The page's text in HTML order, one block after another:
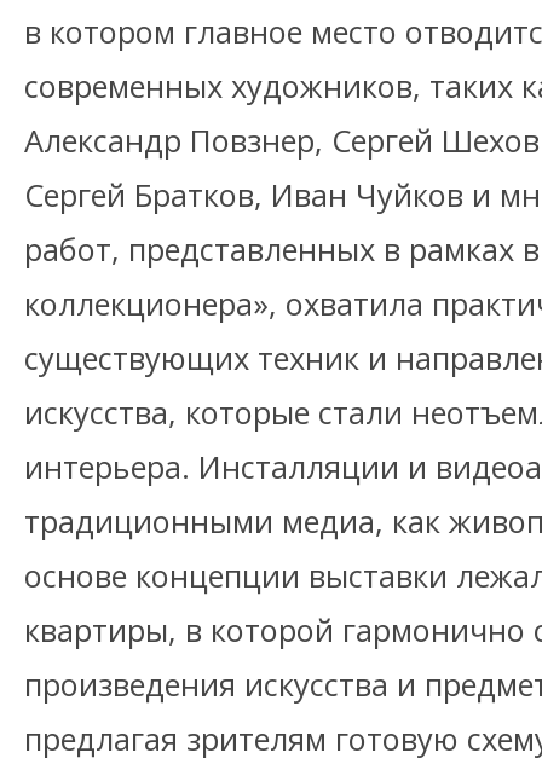
в котором главное место
современных художников, таких
Александр Повзнер, Сергей
Сергей Братков, Иван Чуйков и
работ, представленных в рамках
коллекционера», охватила
существующих техник и
искусства, которые стали
интерьера. Инсталляции и
традиционными медиа, как
основе концепции выставки
квартиры, в которой гармонично
произведения искусства и
предлагая зрителям готовую